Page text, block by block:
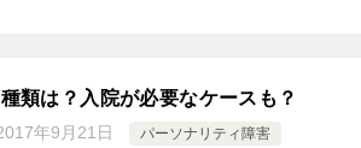
類は？入院が必要なケースも？
年9月21日 パーソナリティ障害